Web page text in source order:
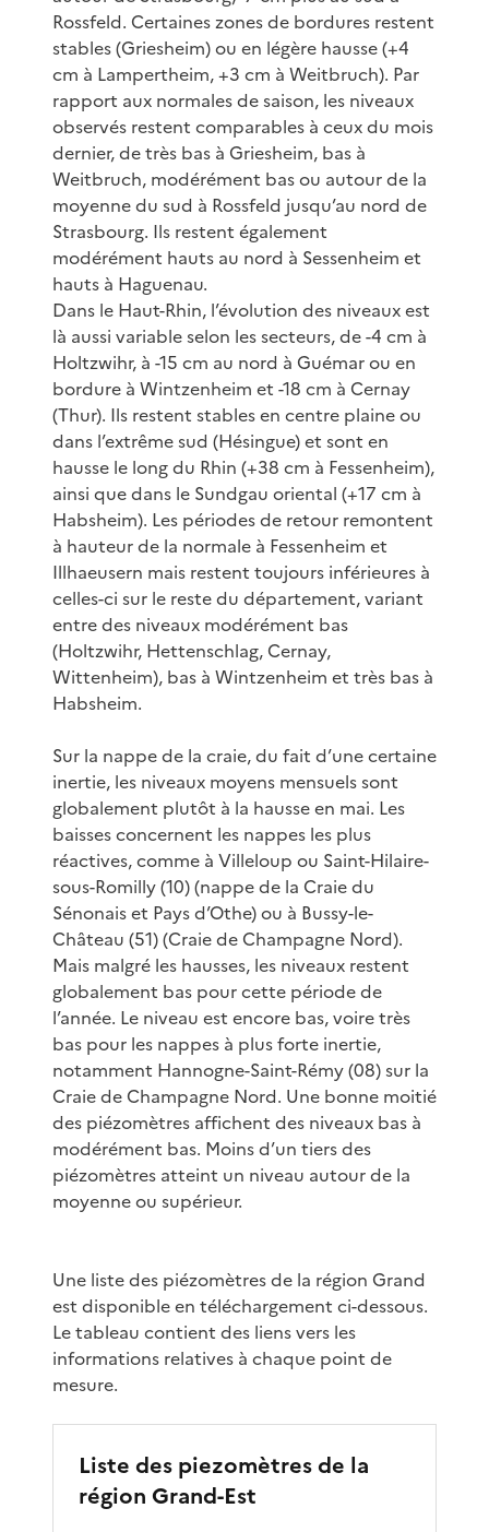
Rossfeld. Certaines zones de bordures restent
stables (Griesheim) ou en légère hausse (+4
cm à Lampertheim, +3 cm à Weitbruch). Par
rapport aux normales de saison, les niveaux
observés restent comparables à ceux du mois
dernier, de très bas à Griesheim, bas à
Weitbruch, modérément bas ou autour de la
moyenne du sud à Rossfeld jusqu’au nord de
Strasbourg. Ils restent également
modérément hauts au nord à Sessenheim et
hauts à Haguenau.
Dans le Haut-Rhin, l’évolution des niveaux est
là aussi variable selon les secteurs, de -4 cm à
Holtzwihr, à -15 cm au nord à Guémar ou en
bordure à Wintzenheim et -18 cm à Cernay
(Thur). Ils restent stables en centre plaine ou
dans l’extrême sud (Hésingue) et sont en
hausse le long du Rhin (+38 cm à Fessenheim),
ainsi que dans le Sundgau oriental (+17 cm à
Habsheim). Les périodes de retour remontent
à hauteur de la normale à Fessenheim et
Illhaeusern mais restent toujours inférieures à
celles-ci sur le reste du département, variant
entre des niveaux modérément bas
(Holtzwihr, Hettenschlag, Cernay,
Wittenheim), bas à Wintzenheim et très bas à
Habsheim.
Sur la nappe de la craie, du fait d’une certaine
inertie, les niveaux moyens mensuels sont
globalement plutôt à la hausse en mai. Les
baisses concernent les nappes les plus
réactives, comme à Villeloup ou Saint-Hilaire-
sous-Romilly (10) (nappe de la Craie du
Sénonais et Pays d’Othe) ou à Bussy-le-
Château (51) (Craie de Champagne Nord).
Mais malgré les hausses, les niveaux restent
globalement bas pour cette période de
l’année. Le niveau est encore bas, voire très
bas pour les nappes à plus forte inertie,
notamment Hannogne-Saint-Rémy (08) sur la
Craie de Champagne Nord. Une bonne moitié
des piézomètres affichent des niveaux bas à
modérément bas. Moins d’un tiers des
piézomètres atteint un niveau autour de la
moyenne ou supérieur.
Une liste des piézomètres de la région Grand
est disponible en téléchargement ci-dessous.
Le tableau contient des liens vers les
informations relatives à chaque point de
mesure.
Liste des piezomètres de la
région Grand-Est